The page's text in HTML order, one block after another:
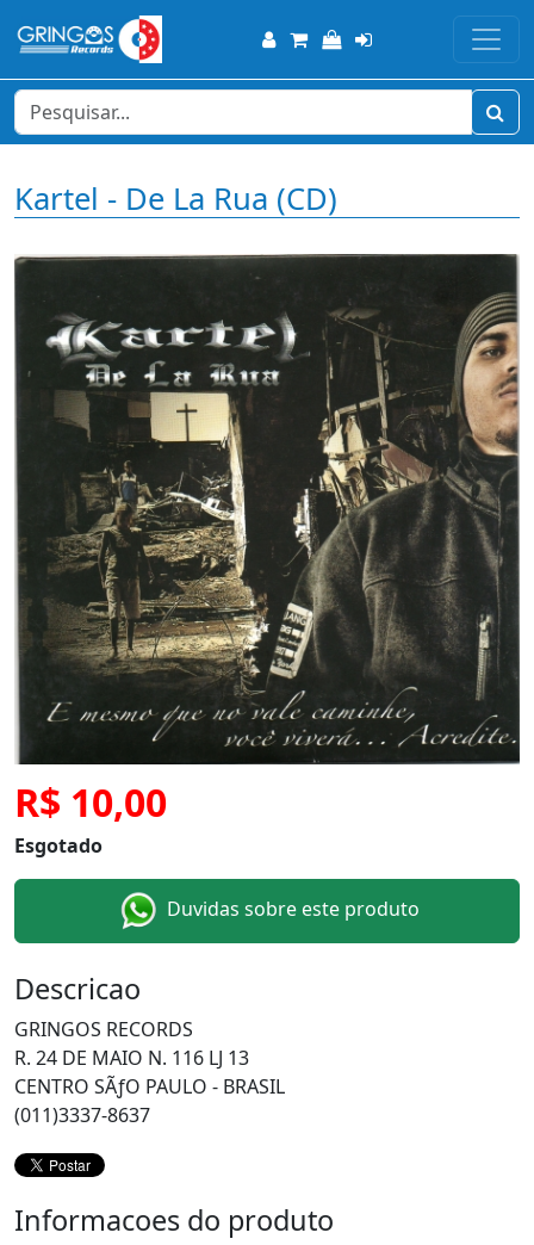
Kartel - De La Rua (CD)
R$ 10,00
Esgotado
Duvidas sobre este produto
Descricao
GRINGOS RECORDS
R. 24 DE MAIO N. 116 LJ 13
CENTRO SÃƒO PAULO - BRASIL
(011)3337-8637
Informacoes do produto